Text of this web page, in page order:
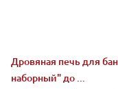
Дровяная печь для
наборный" до ...